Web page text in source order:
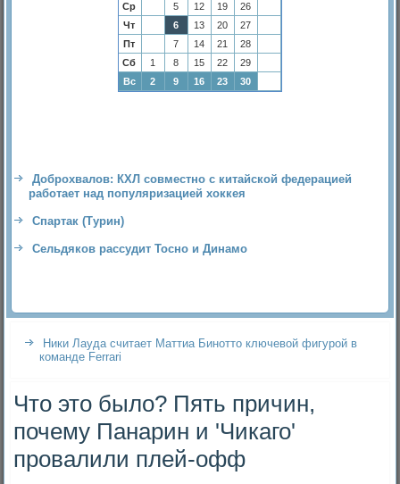
Ср
5 12 19
26
Чт
6 13 20
27
Пт
7 14 21
28
Сб
1 8 15 22
29
Вс
2 9 16 23 30
Доброхвалов: КХЛ совместно с китайской федерацией
работает над популяризацией хоккея
Спартак (Турин)
Сельдяков рассудит Тосно и Динамо
Ники Лауда считает Маттиа Бинотто ключевой фигурой в
команде Ferrari
Что это было? Пять причин,
почему Панарин и 'Чикаго'
провалили плей-офф